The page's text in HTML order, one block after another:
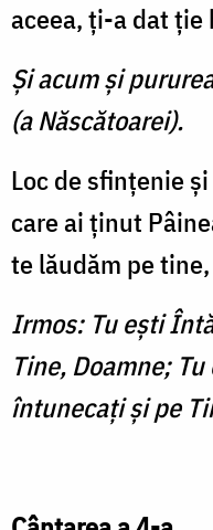
aceea, ţi-a dat ţie
Şi acum şi
(a Născătoarei).
Loc de sfinţenie
care ai ţinut
te lăudăm pe
Irmos: Tu eşti
Tine, Doamne;
întunecaţi şi pe